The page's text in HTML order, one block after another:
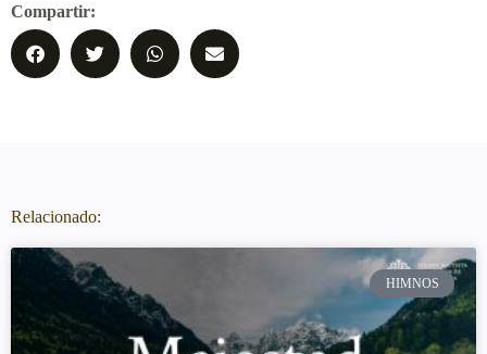
Compartir:
Relacionado:
HIMNOS